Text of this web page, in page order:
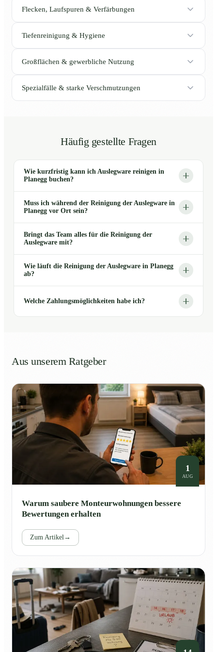
Flecken, Laufspuren & Verfärbungen
Tiefenreinigung & Hygiene
Großflächen & gewerbliche Nutzung
Spezialfälle & starke Verschmutzungen
Häufig gestellte Fragen
Wie kurzfristig kann ich Auslegware reinigen in
Planegg buchen?
Muss ich während der Reinigung der Auslegware in
Planegg vor Ort sein?
Bringt das Team alles für die Reinigung der
Auslegware mit?
Wie läuft die Reinigung der Auslegware in Planegg
ab?
Welche Zahlungsmöglichkeiten habe ich?
Aus unserem Ratgeber
1
AUG
Warum saubere Monteurwohnungen bessere
Bewertungen erhalten
Zum Artikel→